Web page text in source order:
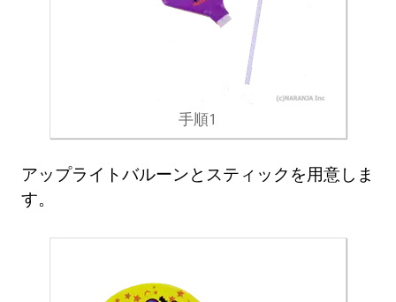
手順1
アップライトバルーンとスティックを用意しま
す。